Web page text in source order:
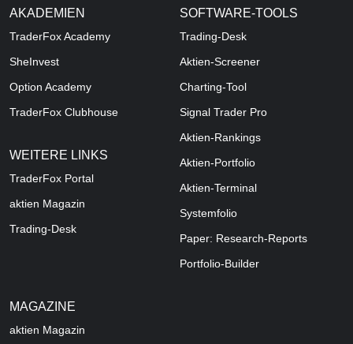
AKADEMIEN
TraderFox Academy
SheInvest
Option Academy
TraderFox Clubhouse
WEITERE LINKS
TraderFox Portal
aktien Magazin
Trading-Desk
SOFTWARE-TOOLS
Trading-Desk
Aktien-Screener
Charting-Tool
Signal Trader Pro
Aktien-Rankings
Aktien-Portfolio
Aktien-Terminal
Systemfolio
Paper: Research-Reports
Portfolio-Builder
MAGAZINE
aktien Magazin